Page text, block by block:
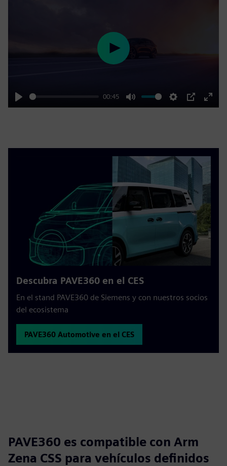
Play
00:45
Mute Settings
PIP
Enter
Play
Descubra PAVE360 en el CES
En el stand PAVE360 de Siemens y con nuestros socios
del ecosistema
PAVE360 Automotive en el CES
PAVE360 es compatible con Arm
Zena CSS para vehículos definidos